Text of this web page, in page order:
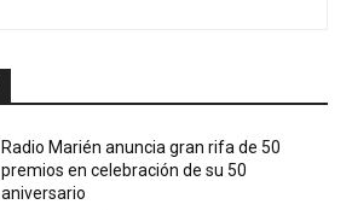
Radio Marién anuncia gran rifa de 50
premios en celebración de su 50
aniversario